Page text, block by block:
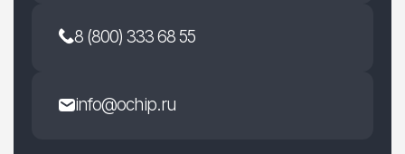
8 (800) 333 68 55
info@ochip.ru